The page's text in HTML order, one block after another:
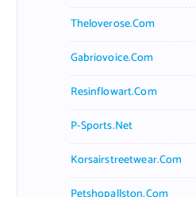
Theloverose.com
Gabriovoice.com
Resinflowart.com
P-Sports.net
Korsairstreetwear.com